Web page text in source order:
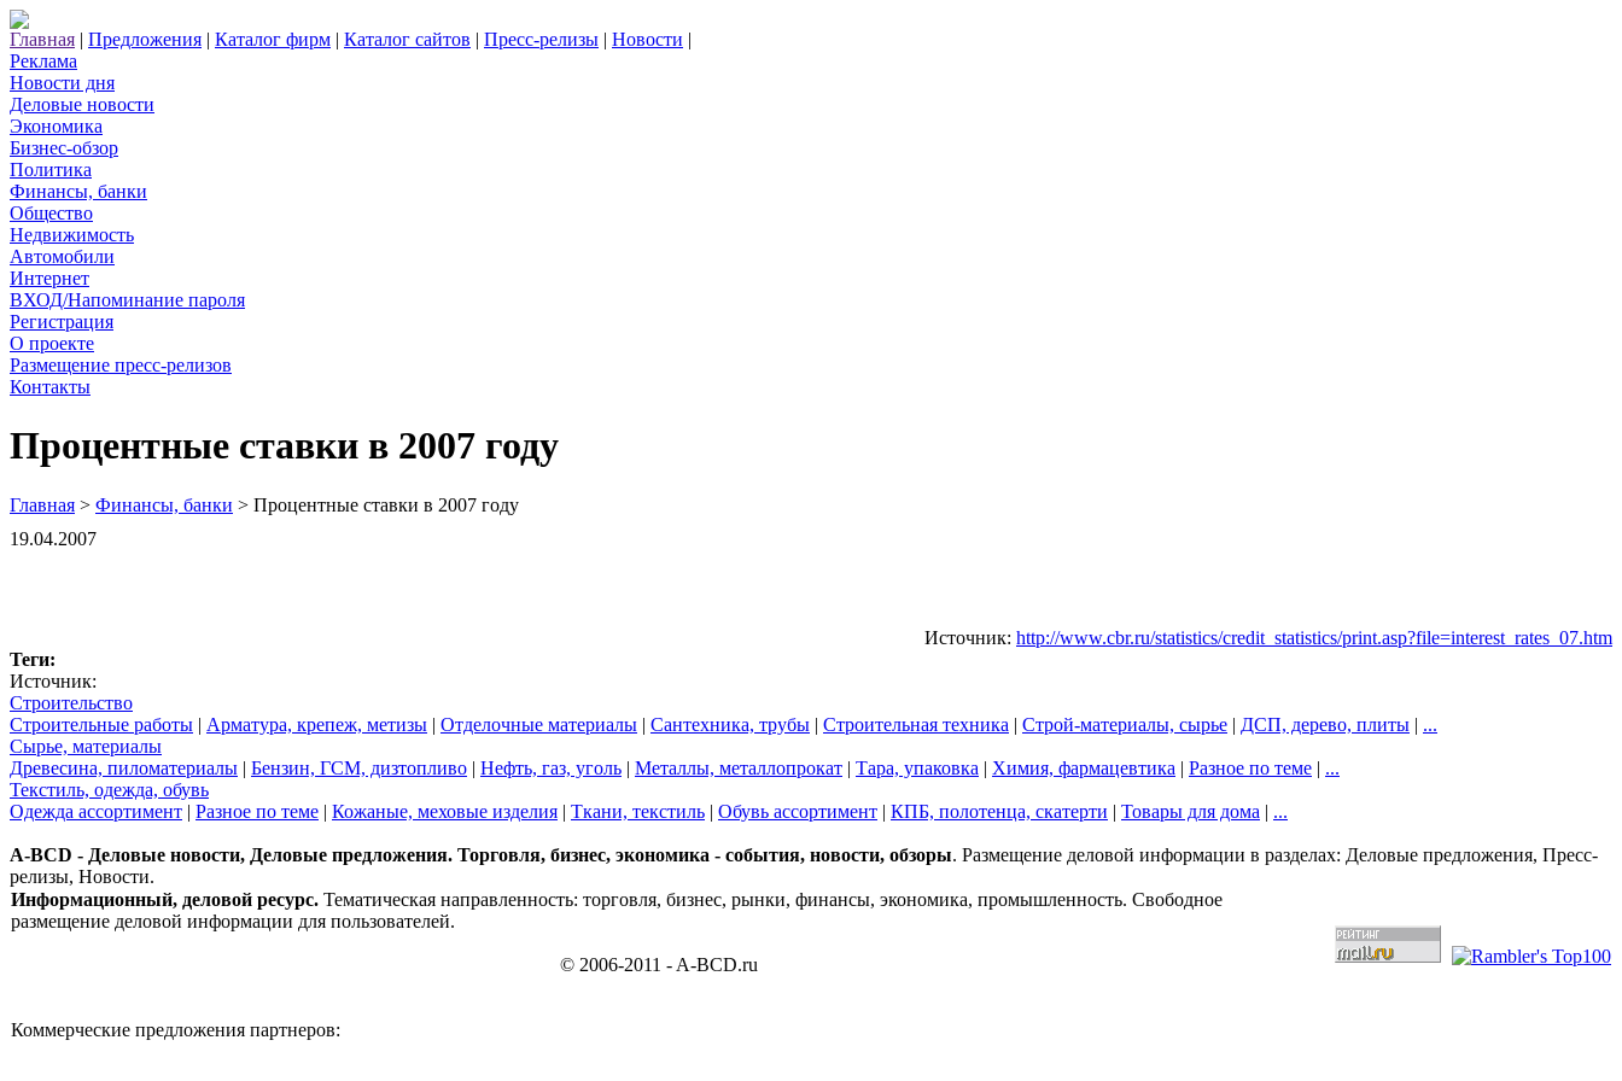
Главная | Предложения | Каталог фирм | Каталог сайтов | Пресс-релизы | Новости |
Реклама
Новости дня
Деловые новости
Экономика
Бизнес-обзор
Политика
Финансы, банки
Общество
Недвижимость
Автомобили
Интернет
ВХОД/Напоминание пароля
Регистрация
О проекте
Размещение пресс-релизов
Контакты
Процентные ставки в 2007 году
Главная > Финансы, банки > Процентные ставки в 2007 году
19.04.2007
Источник: http://www.cbr.ru/statistics/credit_statistics/print.asp?file=interest_rates_07.htm
Теги:
Источник:
Строительство
Строительные работы | Арматура, крепеж, метизы | Отделочные материалы | Сантехника, трубы | Строительная техника | Строй-материалы, сырье | ДСП, дерево, плиты | ...
Сырье, материалы
Древесина, пиломатериалы | Бензин, ГСМ, дизтопливо | Нефть, газ, уголь | Металлы, металлопрокат | Тара, упаковка | Химия, фармацевтика | Разное по теме | ...
Текстиль, одежда, обувь
Одежда ассортимент | Разное по теме | Кожаные, меховые изделия | Ткани, текстиль | Обувь ассортимент | КПБ, полотенца, скатерти | Товары для дома | ...
A-BCD - Деловые новости, Деловые предложения. Торговля, бизнес, экономика - события, новости, обзоры. Размещение деловой информации в разделах: Деловые предложения, Пресс-
релизы, Новости.
Информационный, деловой ресурс. Тематическая направленность: торговля, бизнес, рынки, финансы, экономика, промышленность. Свободное
размещение деловой информации для пользователей.
© 2006-2011 - A-BCD.ru
Коммерческие предложения партнеров: